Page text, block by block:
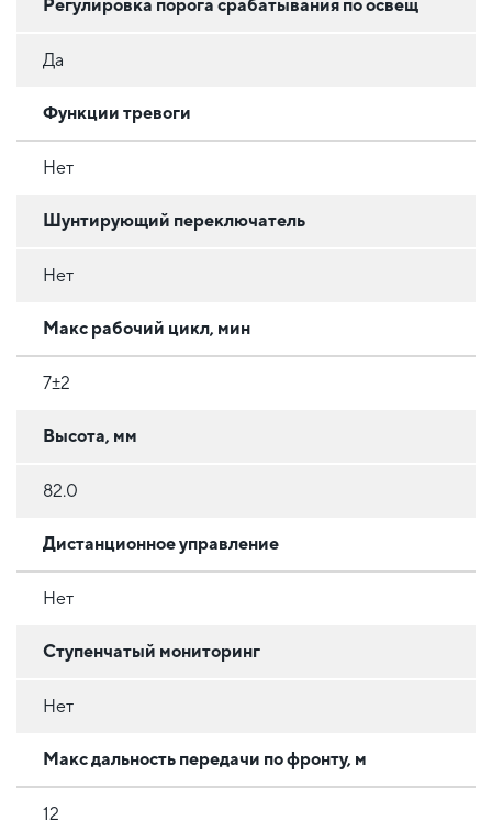
Регулировка порога срабатывания по освещ
Да
Функции тревоги
Нет
Шунтирующий переключатель
Нет
Макс рабочий цикл, мин
7±2
Высота, мм
82.0
Дистанционное управление
Нет
Ступенчатый мониторинг
Нет
Макс дальность передачи по фронту, м
12